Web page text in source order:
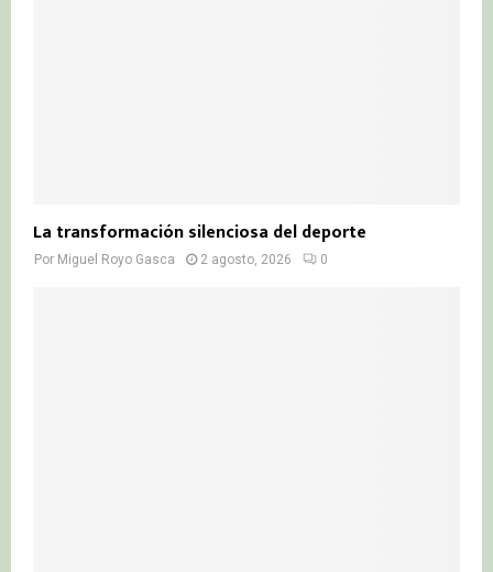
La transformación silenciosa del deporte
Por Miguel Royo Gasca 2 agosto, 2026 0